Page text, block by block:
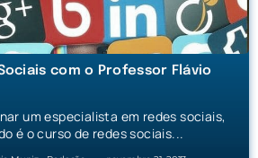
com o Professor Flávio
um especialista em redes sociais,
é o curso de redes sociais...